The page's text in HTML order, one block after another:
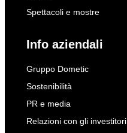
Spettacoli e mostre
Info aziendali
Gruppo Dometic
Sostenibilità
PR e media
Relazioni con gli investitori